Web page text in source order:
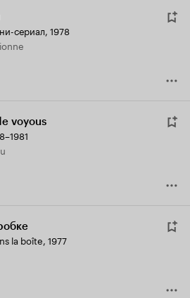
сериал, 1978
voyous
la boîte, 1977